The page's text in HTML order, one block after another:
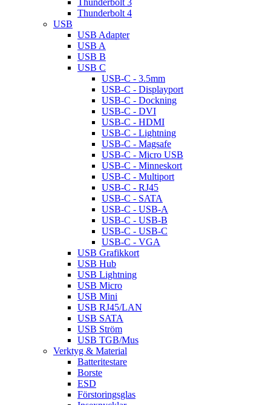
Thunderbolt 3
Thunderbolt 4
USB
USB Adapter
USB A
USB B
USB C
USB-C - 3.5mm
USB-C - Displayport
USB-C - Dockning
USB-C - DVI
USB-C - HDMI
USB-C - Lightning
USB-C - Magsafe
USB-C - Micro USB
USB-C - Minneskort
USB-C - Multiport
USB-C - RJ45
USB-C - SATA
USB-C - USB-A
USB-C - USB-B
USB-C - USB-C
USB-C - VGA
USB Grafikkort
USB Hub
USB Lightning
USB Micro
USB Mini
USB RJ45/LAN
USB SATA
USB Ström
USB TGB/Mus
Verktyg & Material
Batteritestare
Borste
ESD
Förstoringsglas